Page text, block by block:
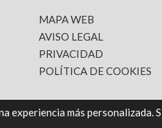
MAPA WEB
AVISO LEGAL
PRIVACIDAD
POLÍTICA DE COOKIES
más personalizada.